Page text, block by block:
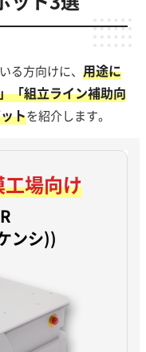
る方向けに、用途に
「組立ライン補助向
トを紹介します。
場向け
ンシ))